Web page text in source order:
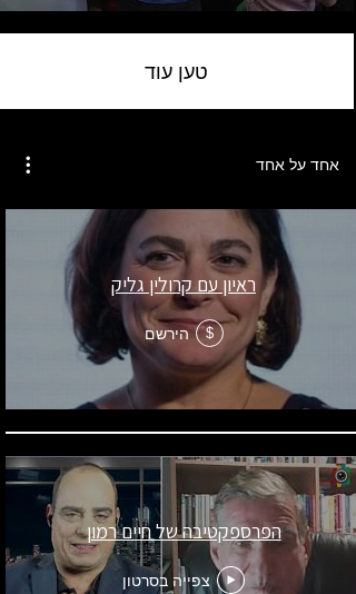
טען עוד
אחד על אחד
ראיון עם קרולין גליק
$ הירשם
הפרספקטיבה של חיים רמון
צפייה בסרטון